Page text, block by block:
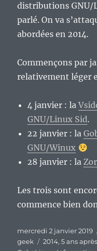
distributions GNU/
parlé. On va
abordées en 2014.
Commençons par
relativement léger
4 janvier : la
GNU/Linux Sid.
22 janvier : la
GNU/Winux
28 janvier : la
Les trois sont
commence bien
Publié
le
mercredi 2 janvier 2019
geek
Étiquettes
2014,5 ans